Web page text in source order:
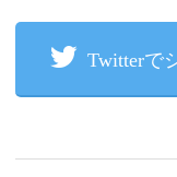
Twitterで